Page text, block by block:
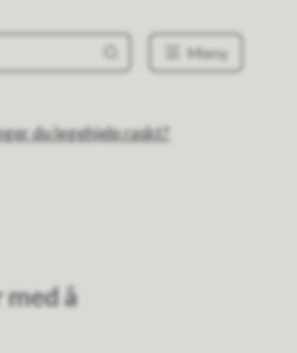
Meny
du legehjelp raskt?
å